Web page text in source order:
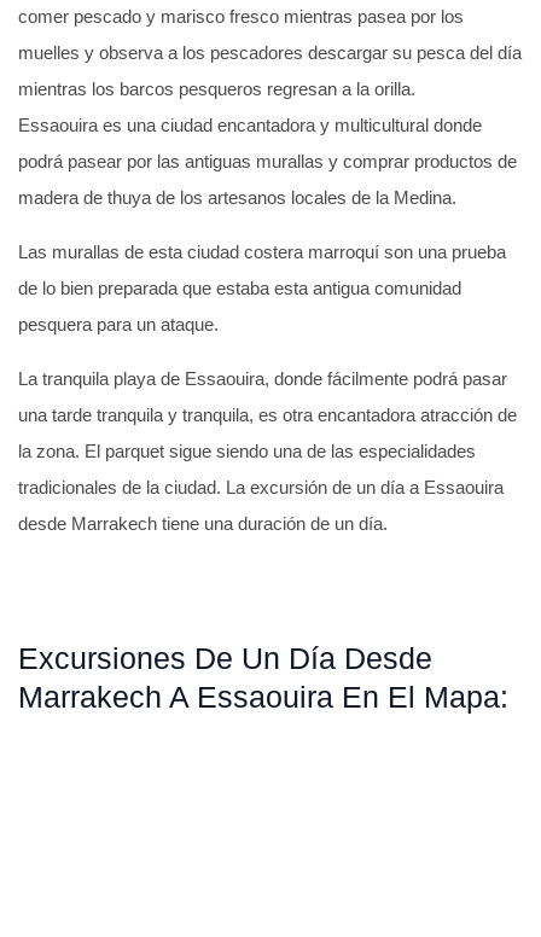
comer pescado y marisco fresco mientras pasea por los
muelles y observa a los pescadores descargar su pesca del día
mientras los barcos pesqueros regresan a la orilla.
Essaouira es una ciudad encantadora y multicultural donde
podrá pasear por las antiguas murallas y comprar productos de
madera de thuya de los artesanos locales de la Medina.
Las murallas de esta ciudad costera marroquí son una prueba
de lo bien preparada que estaba esta antigua comunidad
pesquera para un ataque.
La tranquila playa de Essaouira, donde fácilmente podrá pasar
una tarde tranquila y tranquila, es otra encantadora atracción de
la zona. El parquet sigue siendo una de las especialidades
tradicionales de la ciudad. La excursión de un día a Essaouira
desde Marrakech tiene una duración de un día.
Excursiones De Un Día Desde
Marrakech A Essaouira En El Mapa: